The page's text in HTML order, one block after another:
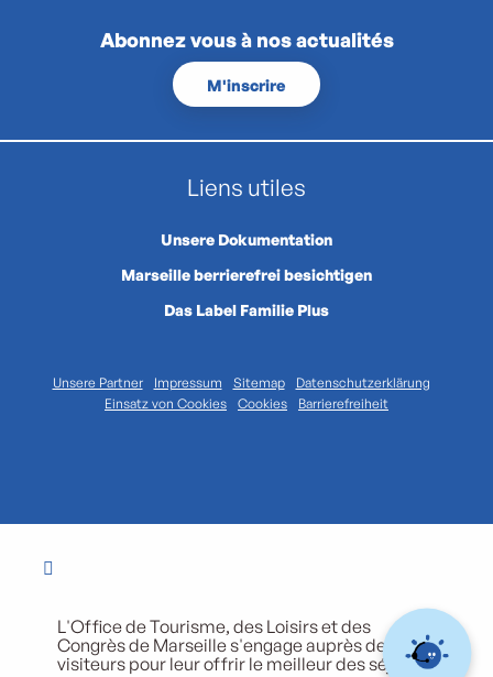
Abonnez vous à nos actualités
M'inscrire
Liens utiles
Unsere Dokumentation
Marseille berrierefrei besichtigen
Das Label Familie Plus
Unsere Partner Impressum Sitemap
Datenschutzerklärung
Einsatz von Cookies
Cookies Barrierefreiheit
L'Office de Tourisme, des Loisirs et des
Congrès de Marseille s'engage auprès de ses
visiteurs pour leur offrir le meilleur des séjours.